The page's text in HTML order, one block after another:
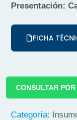
Presentación:
FICHA
CONSULTAR
Categoría: